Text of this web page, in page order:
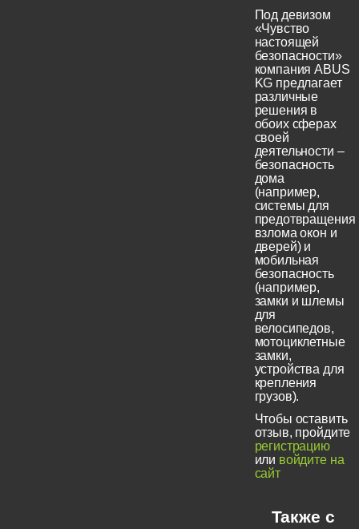
Под девизом
«Чувство
настоящей
безопасности»
компания ABUS
KG предлагает
различные
решения в
обоих сферах
своей
деятельности –
безопасность
дома
(например,
системы для
предотвращения
взлома окон и
дверей) и
мобильная
безопасность
(например,
замки и шлемы
для
велосипедов,
мотоциклетные
замки,
устройства для
крепления
грузов).
Чтобы оставить
отзыв, пройдите
регистрацию
или войдите на
сайт
Также с